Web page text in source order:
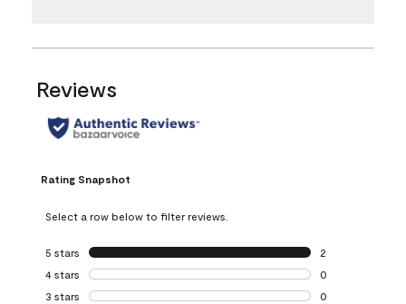
Reviews
Rating Snapshot
Select a row below to filter reviews.
5 stars stars
2
2 reviews with 5
4 stars stars
0
0 reviews with 4
3 stars stars
0